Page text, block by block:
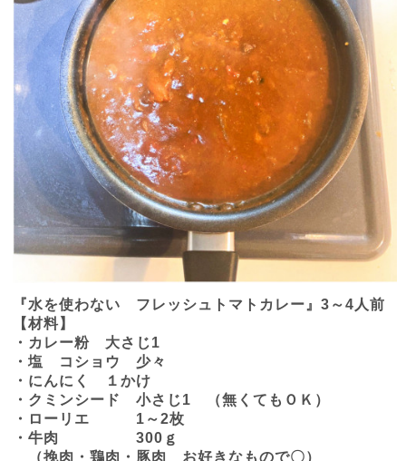
『水を使わない フレッシュトマトカレー』3 ～4 人前
【材料】
・カレー粉 大さじ1
・塩 コショウ 少々
・にんにく １かけ
・クミンシード 小さじ1 （無くてもＯＫ）
・ローリエ 1 ～2枚
・牛肉300 ｇ
（挽肉・鶏肉・豚肉 お好きなもので〇）